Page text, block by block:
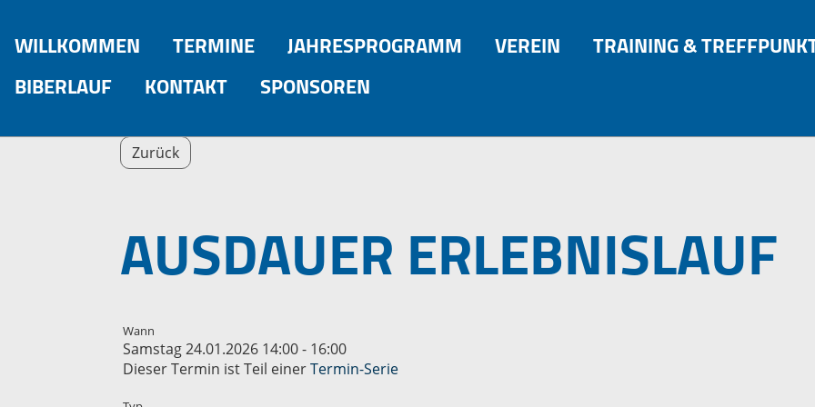
WILLKOMMEN TERMINE JAHRESPROGRAMM VEREIN
TRAINING &
BIBERLAUF
KONTAKT SPONSOREN
Zurück
AUSDAUER ERLEBNISLAUF
Wann
Samstag 24.01.2026 14:00 - 16:00
Dieser Termin ist Teil einerTermin-Serie